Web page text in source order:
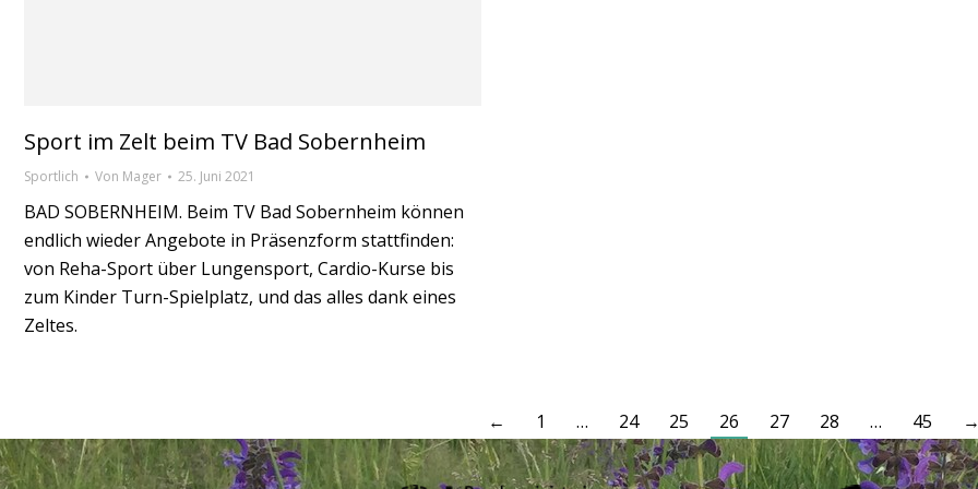
Sport im Zelt beim TV Bad Sobernheim
Sportlich Von Mager 25. Juni 2021
BAD SOBERNHEIM. Beim TV Bad Sobernheim können
endlich wieder Angebote in Präsenzform stattfinden:
von Reha-Sport über Lungensport, Cardio-Kurse bis
zum Kinder Turn-Spielplatz, und das alles dank eines
Zeltes.
← 1 … 24 25 26 27 28 … 45